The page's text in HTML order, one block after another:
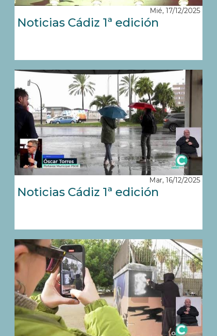
Mié, 17/12/2025
Noticias Cádiz 1ª edición
Mar, 16/12/2025
Noticias Cádiz 1ª edición